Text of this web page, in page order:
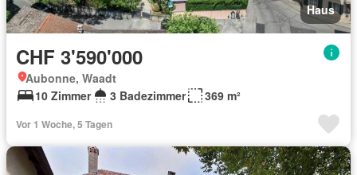
Haus
CHF 3'590'000
Aubonne, Waadt
10 Zimmer
3 Badezimmer 369 m²
Vor 1 Woche, 5 Tagen